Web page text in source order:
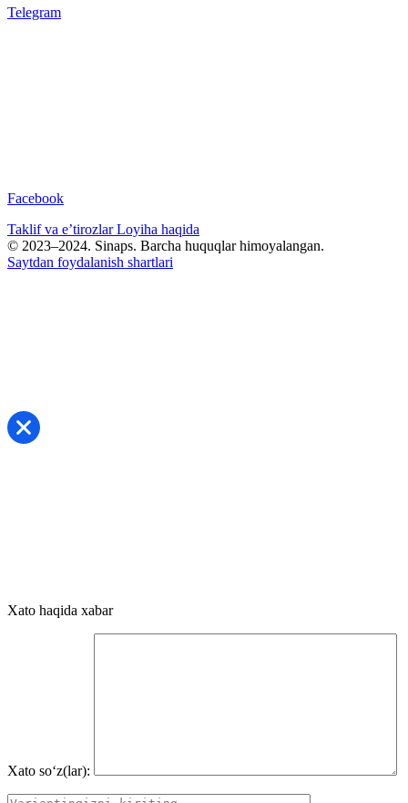
Telegram
Facebook
Taklif va e’tirozlarLoyiha haqida
© 2023–2024. Sinaps. Barcha huquqlar himoyalangan.
Saytdan foydalanish shartlari
Xato haqida xabar
Xato so‘z(lar):